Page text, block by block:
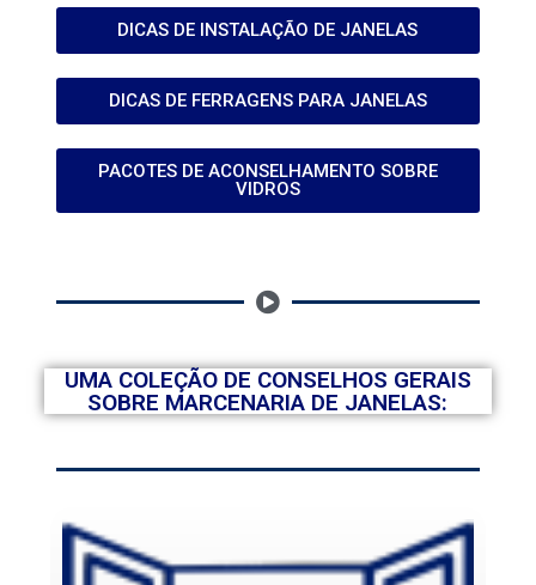
DICAS DE INSTALAÇÃO DE JANELAS
DICAS DE FERRAGENS PARA JANELAS
PACOTES DE ACONSELHAMENTO SOBRE
VIDROS
UMA COLEÇÃO DE CONSELHOS GERAIS
SOBRE MARCENARIA DE JANELAS: